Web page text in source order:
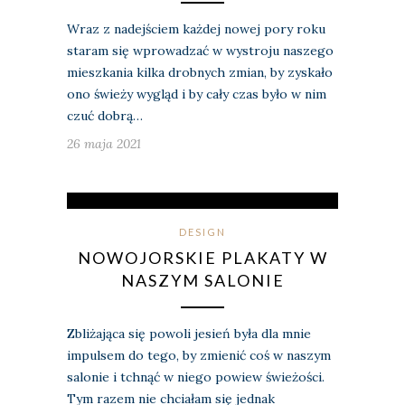
Wraz z nadejściem każdej nowej pory roku
staram się wprowadzać w wystroju naszego
mieszkania kilka drobnych zmian, by zyskało
ono świeży wygląd i by cały czas było w nim
czuć dobrą…
26 maja 2021
DESIGN
NOWOJORSKIE PLAKATY W
NASZYM SALONIE
Zbliżająca się powoli jesień była dla mnie
impulsem do tego, by zmienić coś w naszym
salonie i tchnąć w niego powiew świeżości.
Tym razem nie chciałam się jednak